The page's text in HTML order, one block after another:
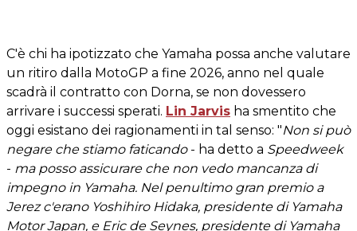
C'è chi ha ipotizzato che Yamaha possa anche valutare
un ritiro dalla MotoGP a fine 2026, anno nel quale
scadrà il contratto con Dorna, se non dovessero
arrivare i successi sperati. Lin Jarvis ha smentito che
oggi esistano dei ragionamenti in tal senso: "Non si può
negare che stiamo faticando- ha detto a Speedweek
- ma posso assicurare che non vedo mancanza di
impegno in Yamaha. Nel penultimo gran premio a
Jerez c'erano Yoshihiro Hidaka, presidente di Yamaha
Motor Japan, e Eric de Seynes, presidente di Yamaha